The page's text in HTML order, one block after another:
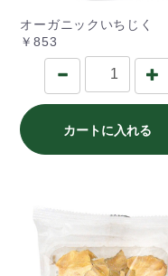
オーガニックいちじく
￥853
カートに入れる